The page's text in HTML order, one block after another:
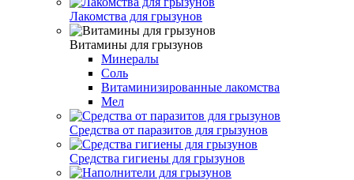
Лакомства для грызунов
Витамины для грызунов
Минералы
Соль
Витаминизированные лакомства
Мел
Средства от паразитов для грызунов
Средства гигиены для грызунов